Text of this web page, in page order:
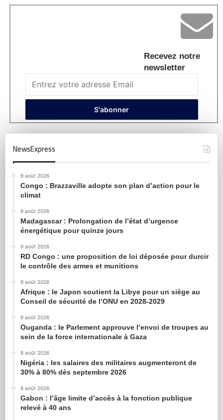
Recevez notre
newsletter
NewsExpress
9 août 2026
Congo : Brazzaville adopte son plan d’action pour le
climat
9 août 2026
Madagascar : Prolongation de l’état d’urgence
énergétique pour quinze jours
9 août 2026
RD Congo : une proposition de loi déposée pour durcir
le contrôle des armes et munitions
9 août 2026
Afrique : le Japon soutient la Libye pour un siège au
Conseil de sécurité de l’ONU en 2028-2029
9 août 2026
Ouganda : le Parlement approuve l’envoi de troupes au
sein de la force internationale à Gaza
8 août 2026
Nigéria : les salaires des militaires augmenteront de
30% à 80% dès septembre 2026
8 août 2026
Gabon : l’âge limite d’accès à la fonction publique
relevé à 40 ans